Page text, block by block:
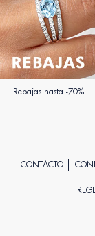
Rebajas hasta -70%
CONTACTO